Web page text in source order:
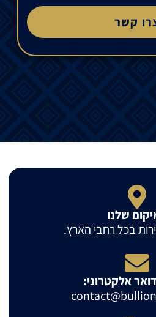
קשר
שלנו
בכל רחבי הארץ.
אלקטרוני: